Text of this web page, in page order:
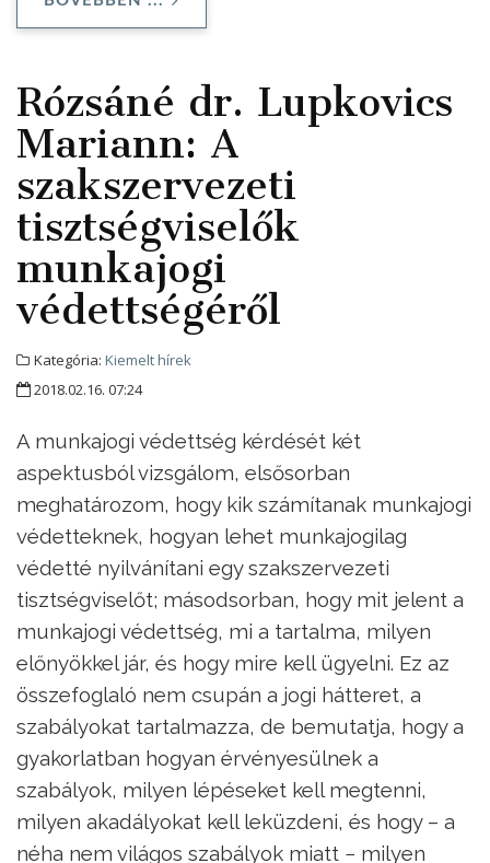
Rózsáné dr. Lupkovics
Mariann: A
szakszervezeti
tisztségviselők
munkajogi
védettségéről
Kategória: Kiemelt hírek
2018.02.16. 07:24
A munkajogi védettség kérdését két
aspektusból vizsgálom, elsősorban
meghatározom, hogy kik számítanak munkajogi
védetteknek, hogyan lehet munkajogilag
védetté nyilvánítani egy szakszervezeti
tisztségviselőt; másodsorban, hogy mit jelent a
munkajogi védettség, mi a tartalma, milyen
előnyökkel jár, és hogy mire kell ügyelni. Ez az
összefoglaló nem csupán a jogi hátteret, a
szabályokat tartalmazza, de bemutatja, hogy a
gyakorlatban hogyan érvényesülnek a
szabályok, milyen lépéseket kell megtenni,
milyen akadályokat kell leküzdeni, és hogy – a
néha nem világos szabályok miatt − milyen